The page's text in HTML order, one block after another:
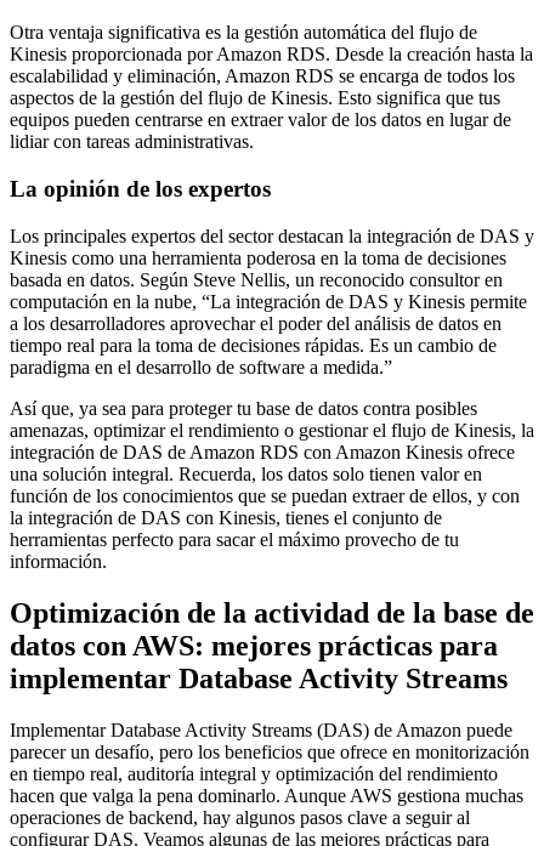
Otra ventaja significativa es la gestión automática del flujo de
Kinesis proporcionada por Amazon RDS. Desde la creación hasta la
escalabilidad y eliminación, Amazon RDS se encarga de todos los
aspectos de la gestión del flujo de Kinesis. Esto significa que tus
equipos pueden centrarse en extraer valor de los datos en lugar de
lidiar con tareas administrativas.
La opinión de los expertos
Los principales expertos del sector destacan la integración de DAS y
Kinesis como una herramienta poderosa en la toma de decisiones
basada en datos. Según Steve Nellis, un reconocido consultor en
computación en la nube, “La integración de DAS y Kinesis permite
a los desarrolladores aprovechar el poder del análisis de datos en
tiempo real para la toma de decisiones rápidas. Es un cambio de
paradigma en el desarrollo de software a medida.”
Así que, ya sea para proteger tu base de datos contra posibles
amenazas, optimizar el rendimiento o gestionar el flujo de Kinesis, la
integración de DAS de Amazon RDS con Amazon Kinesis ofrece
una solución integral. Recuerda, los datos solo tienen valor en
función de los conocimientos que se puedan extraer de ellos, y con
la integración de DAS con Kinesis, tienes el conjunto de
herramientas perfecto para sacar el máximo provecho de tu
información.
Optimización de la actividad de la base de
datos con AWS: mejores prácticas para
implementar Database Activity Streams
Implementar Database Activity Streams (DAS) de Amazon puede
parecer un desafío, pero los beneficios que ofrece en monitorización
en tiempo real, auditoría integral y optimización del rendimiento
hacen que valga la pena dominarlo. Aunque AWS gestiona muchas
operaciones de backend, hay algunos pasos clave a seguir al
configurar DAS. Veamos algunas de las mejores prácticas para